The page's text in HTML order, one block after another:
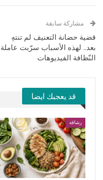
مشاركة سابقة
قضية حضانة التعنيف لم تنتهِ
بعد.. لهذه الأسباب سرّبت عاملة
النّظافة الفيديوهات
قد يعجبك ايضا
رشاقة